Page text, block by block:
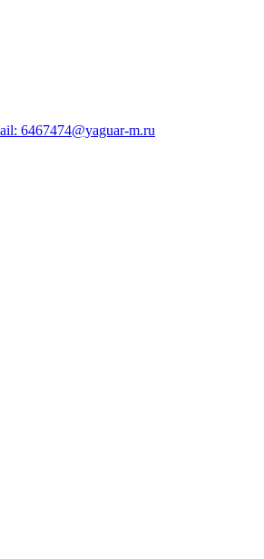
6467474@yaguar-m.ru